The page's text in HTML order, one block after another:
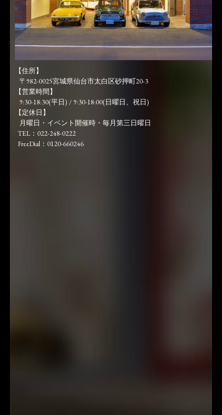
【住所】
〒982-0025宮城県仙台市太白区砂押町20-3
【営業時間】
9:30-18:30(平日) / 9:30-18:00(日曜日、祝日)
【定休日】
月曜日・イベント開催時・毎月第三日曜日
TEL：022-248-0222
FreeDial：0120-660246